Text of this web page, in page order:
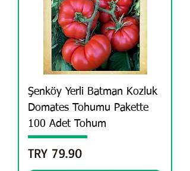
Şenköy Yerli Batman Kozluk
Domates Tohumu Pakette
100 Adet Tohum
Price
TRY 79.90